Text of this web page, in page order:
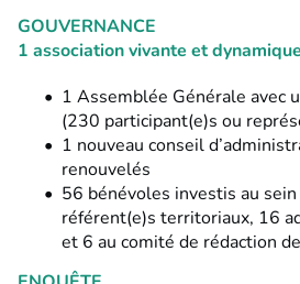
GOUVERNANCE
1 association vivante et dynamique
1 Assemblée Générale avec
(230 participant(e)s ou
1 nouveau conseil
renouvelés
56 bénévoles investis au sein
référent(e)s territoriaux, 16
et 6 au comité de rédaction